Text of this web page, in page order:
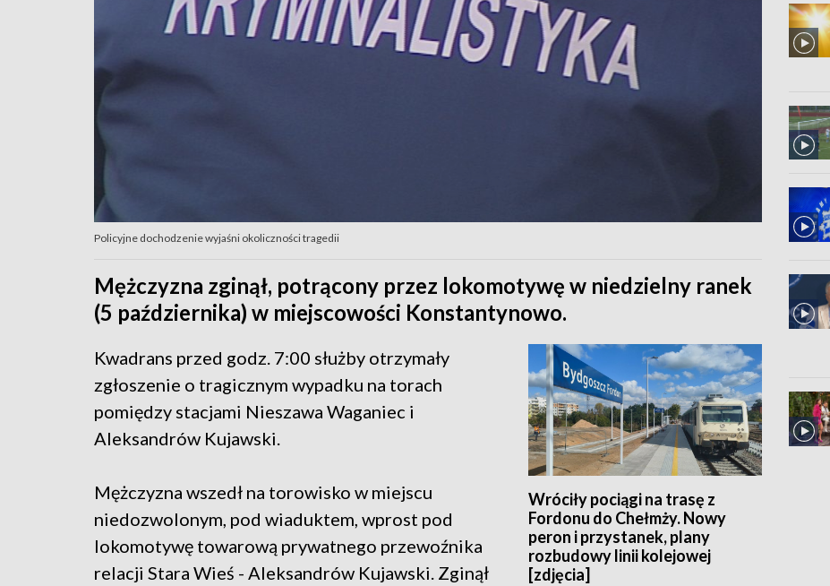
Policyjne dochodzenie wyjaśni okoliczności tragedii
Mężczyzna zginął, potrącony przez lokomotywę w niedzielny ranek
(5 października) w miejscowości Konstantynowo.
Wróciły pociągi na trasę z
Fordonu do Chełmży. Nowy
peron i przystanek, plany
rozbudowy linii kolejowej
[zdjęcia]
Kwadrans przed godz. 7:00 służby otrzymały
zgłoszenie o tragicznym wypadku na torach
pomiędzy stacjami Nieszawa Waganiec i
Aleksandrów Kujawski.
Mężczyzna wszedł na torowisko w miejscu
niedozwolonym, pod wiaduktem, wprost pod
lokomotywę towarową prywatnego przewoźnika
relacji Stara Wieś - Aleksandrów Kujawski. Zginął